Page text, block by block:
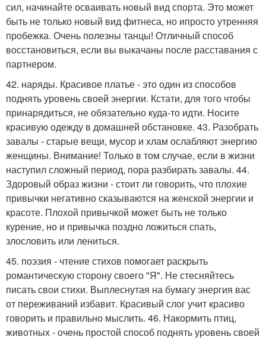
сил, начинайте осваивать новый вид спорта. Это может
быть не только новый вид фитнеса, но ипросто утренняя
пробежка. Очень полезны танцы! Отличный способ
восстановиться, если вы выкачаны после расставания с
партнером.
42. наряды. Красивое платье - это один из способов
поднять уровень своей энергии. Кстати, для того чтобы
принарядиться, не обязательно куда-то идти. Носите
красивую одежду в домашней обстановке. 43. Разобрать
завалы - старые вещи, мусор и хлам ослабляют энергию
женщины. Внимание! Только в том случае, если в жизни
наступил сложный период, пора разбирать завалы. 44.
Здоровый образ жизни - стоит ли говорить, что плохие
привычки негативно сказываются на женской энергии и
красоте. Плохой привычкой может быть не только
курение, но и привычка поздно ложиться спать,
злословить или лениться.
45. поэзия - чтение стихов помогает раскрыть
романтическую сторону своего "Я". Не стесняйтесь
писать свои стихи. Выплеснутая на бумагу энергия вас
от переживаний избавит. Красивый слог учит красиво
говорить и правильно мыслить. 46. Накормить птиц,
животных - очень простой способ поднять уровень своей